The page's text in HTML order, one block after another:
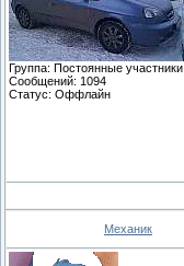
Группа: Постоянные участники
Сообщений: 1094
Статус: Оффлайн
Механик